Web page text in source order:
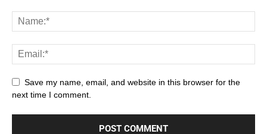
Save my name, email, and website in this browser for the
next time I comment.